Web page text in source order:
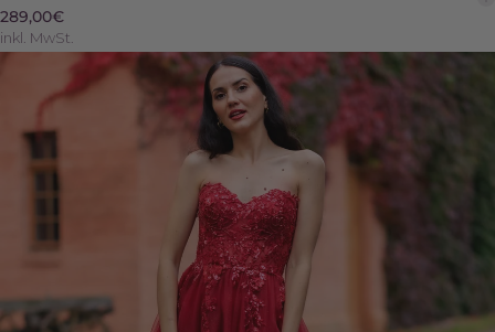
289,00€
inkl. MwSt.